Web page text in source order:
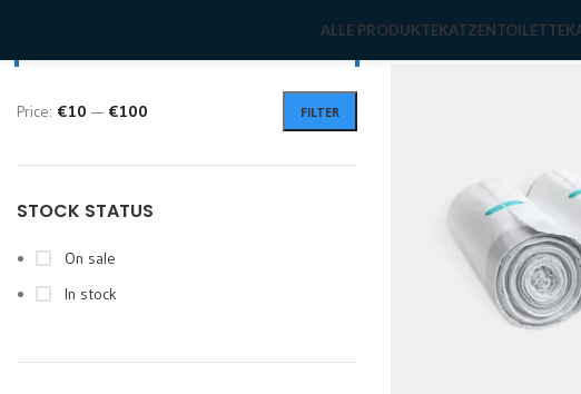
ALLE PRODUKTEKATZENTOILETTE
FILTER
Price: €10 — €100
STOCK STATUS
On sale
In stock